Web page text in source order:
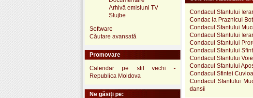
Condacul Sfantului
Condac la Praznicul
Condacul Sfantului
Condacul Sfantului
Condacul Sfantului
Condacul Sfantului
Condacul Sfantului
Condacul Sfantului
Condacul Sfintei
Condacul Sfantului
dansii
Arhivă emisiuni TV
Slujbe
Software
Căutare avansată
Promovare
Calendar pe stil vechi -
Republica Moldova
Ne găsiți pe: